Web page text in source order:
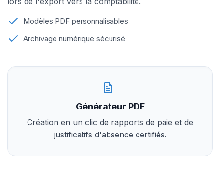
Modèles PDF personnalisables
Archivage numérique sécurisé
Générateur PDF
Création en un clic de rapports de paie et de
justificatifs d'absence certifiés.